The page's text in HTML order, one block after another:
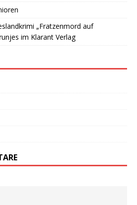
„Fratzenmord auf
im Klarant Verlag